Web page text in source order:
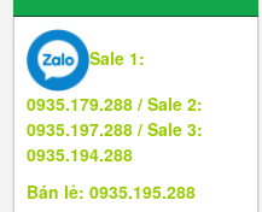
Sale 1:
0935.179.288 / Sale 2:
0935.197.288 / Sale 3:
0935.194.288
Bán lẻ: 0935.195.288